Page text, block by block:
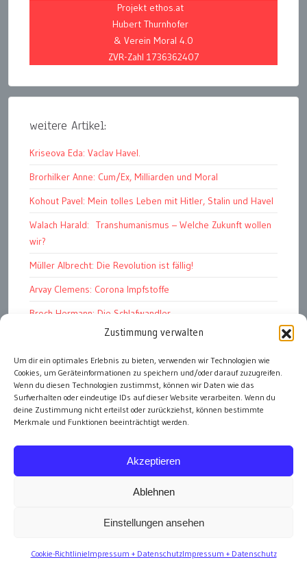
Zustimmung verwalten
Um dir ein optimales Erlebnis zu bieten, verwenden wir Technologien wie
Cookies, um Geräteinformationen zu speichern und/oder darauf zuzugreifen.
Wenn du diesen Technologien zustimmst, können wir Daten wie das
Surfverhalten oder eindeutige IDs auf dieser Website verarbeiten. Wenn du
deine Zustimmung nicht erteilst oder zurückziehst, können bestimmte
Merkmale und Funktionen beeinträchtigt werden.
Akzeptieren
Ablehnen
Einstellungen ansehen
Cookie-RichtlinieImpressum + DatenschutzImpressum + Datenschutz
Projekt ethos.at
Hubert Thurnhofer
& Verein Moral 4.0
ZVR-Zahl 1736362407
weitere Artikel:
Kriseova Eda: Vaclav Havel.
Brorhilker Anne: Cum/Ex, Milliarden und Moral
Kohout Pavel: Mein tolles Leben mit Hitler, Stalin und Havel
Walach Harald: Transhumanismus – Welche Zukunft wollen
wir?
Müller Albrecht: Die Revolution ist fällig!
Arvay Clemens: Corona Impfstoffe
Broch Hermann: Die Schlafwandler
Kohout Pavel: Ende der Großen Ferien
Bonelli Raphael: Kopflos
Luczak Andreas: Deutschlands Energiewende
alle Artikel
Impressum